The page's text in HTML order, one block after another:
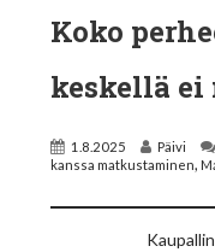
Koko
keskellä ei
1.8.2025 Päivi
kanssa matkustaminen,